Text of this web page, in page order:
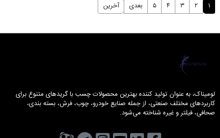
۱
۲ ۳ ۴ ۵ بعدی آخرین
لومیناک، به عنوان تولید کننده بهترین محصولات چسب با گریدهای متنوع برای
کاربردهای مختلف صنعتی، از جمله صنایع خودرو، چوب، فرش، بسته بندی،
صحافی، فیلتر و غیره شناخته می‌شود.